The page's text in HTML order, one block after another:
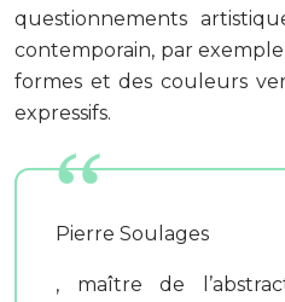
questionnements
contemporain, par
formes et des couleurs
expressifs.
Pierre Soulages
, maître de